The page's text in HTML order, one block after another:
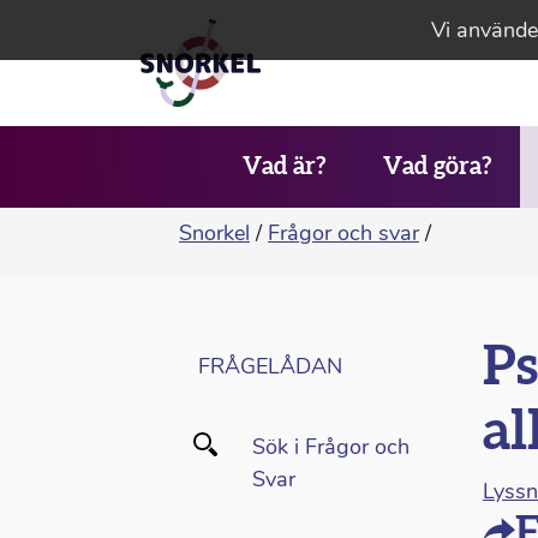
Vi
Vad är? Vad göra?
Snorkel / Frågor och svar /
FRÅGELÅDAN
Sök i Frågor och
Svar